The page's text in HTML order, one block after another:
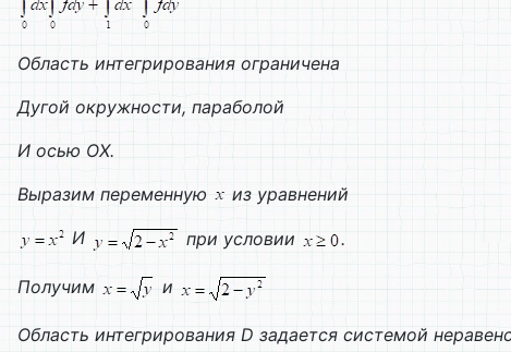
Область интегрирования ограничена
Дугой окружности, параболой
И осью OX.
Выразим переменную
из уравнений
И при условии .
Получим и
Область интегрирования D задается системой